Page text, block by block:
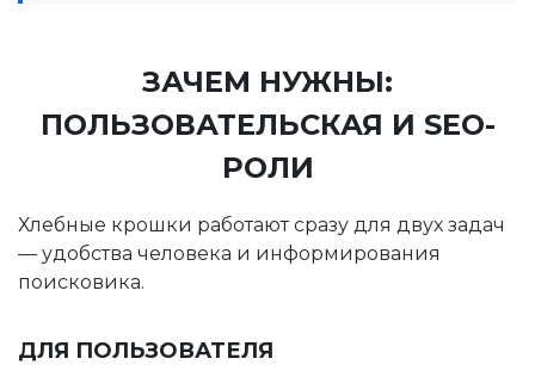
ЗАЧЕМ НУЖНЫ:
ПОЛЬЗОВАТЕЛЬСКАЯ И SEO-
РОЛИ
Хлебные крошки работают сразу для двух задач
— удобства человека и информирования
поисковика.
ДЛЯ ПОЛЬЗОВАТЕЛЯ